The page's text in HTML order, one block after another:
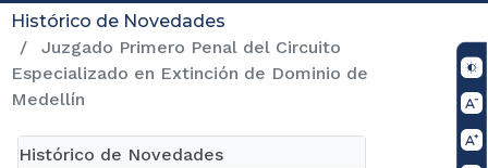
Histórico de Novedades
Juzgado Primero Penal del Circuito
Especializado en Extinción de Dominio de
Medellín
Histórico de Novedades